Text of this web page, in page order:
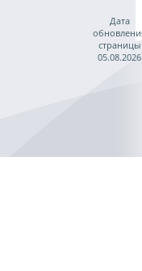
Дата
страницы
05.08.2026